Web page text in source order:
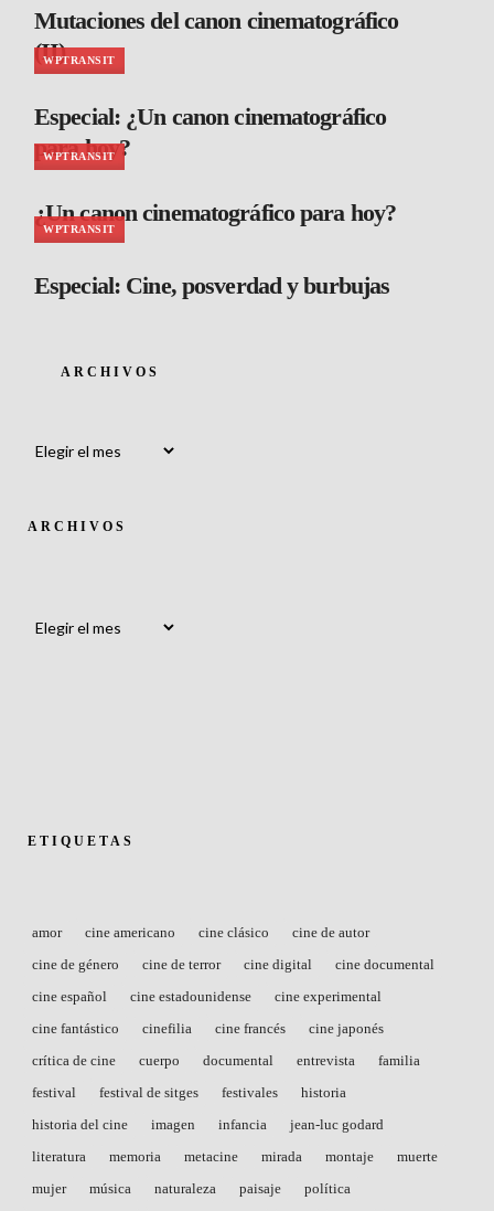
Mutaciones del canon cinematográfico
(II)
WPTRANSIT
Especial: ¿Un canon cinematográfico
para hoy?
WPTRANSIT
¿Un canon cinematográfico para hoy?
WPTRANSIT
Especial: Cine, posverdad y burbujas
ARCHIVOS
ARCHIVOS
ETIQUETAS
amor cine americano cine clásico
cine de autor
cine de género
cine de terror cine digital
cine documental
cine español
cine estadounidense
cine experimental
cine fantástico
cinefilia cine francés
cine japonés
crítica de cine
cuerpo documental entrevista
familia
festival
festival de sitges festivales
historia
historia del cine
imagen infancia
jean-luc godard
literatura
memoria metacine mirada montaje
muerte
mujer
música naturaleza paisaje política